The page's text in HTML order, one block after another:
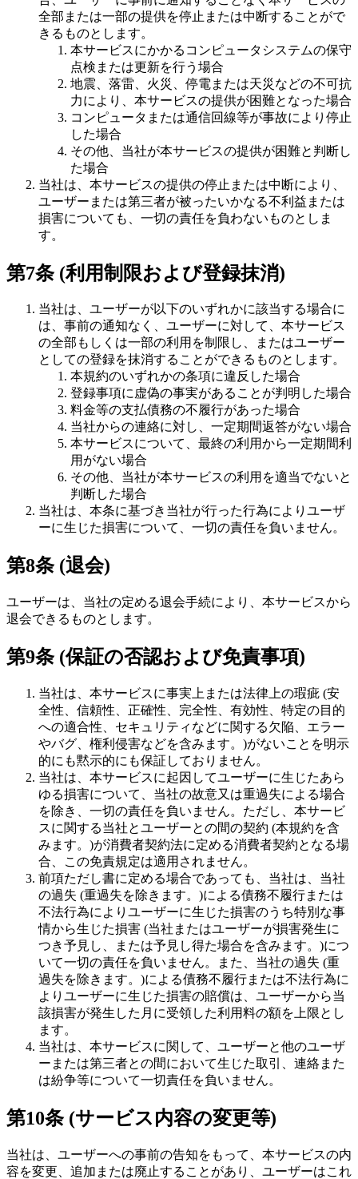
全部または一部の提供を停止または中断することがで
きるものとします。
本サービスにかかるコンピュータシステムの保守
点検または更新を行う場合
地震、落雷、火災、停電または天災などの不可抗
力により、本サービスの提供が困難となった場合
コンピュータまたは通信回線等が事故により停止
した場合
その他、当社が本サービスの提供が困難と判断し
た場合
当社は、本サービスの提供の停止または中断により、
ユーザーまたは第三者が被ったいかなる不利益または
損害についても、一切の責任を負わないものとしま
す。
第7条 (利用制限および登録抹消)
当社は、ユーザーが以下のいずれかに該当する場合に
は、事前の通知なく、ユーザーに対して、本サービス
の全部もしくは一部の利用を制限し、またはユーザー
としての登録を抹消することができるものとします。
本規約のいずれかの条項に違反した場合
登録事項に虚偽の事実があることが判明した場合
料金等の支払債務の不履行があった場合
当社からの連絡に対し、一定期間返答がない場合
本サービスについて、最終の利用から一定期間利
用がない場合
その他、当社が本サービスの利用を適当でないと
判断した場合
当社は、本条に基づき当社が行った行為によりユーザ
ーに生じた損害について、一切の責任を負いません。
第8条 (退会)
ユーザーは、当社の定める退会手続により、本サービスから
退会できるものとします。
第9条 (保証の否認および免責事項)
当社は、本サービスに事実上または法律上の瑕疵 (安
全性、信頼性、正確性、完全性、有効性、特定の目的
への適合性、セキュリティなどに関する欠陥、エラー
やバグ、権利侵害などを含みます。)がないことを明示
的にも黙示的にも保証しておりません。
当社は、本サービスに起因してユーザーに生じたあら
ゆる損害について、当社の故意又は重過失による場合
を除き、一切の責任を負いません。ただし、本サービ
スに関する当社とユーザーとの間の契約 (本規約を含
みます。)が消費者契約法に定める消費者契約となる場
合、この免責規定は適用されません。
前項ただし書に定める場合であっても、当社は、当社
の過失 (重過失を除きます。)による債務不履行または
不法行為によりユーザーに生じた損害のうち特別な事
情から生じた損害 (当社またはユーザーが損害発生に
つき予見し、または予見し得た場合を含みます。)につ
いて一切の責任を負いません。また、当社の過失 (重
過失を除きます。)による債務不履行または不法行為に
よりユーザーに生じた損害の賠償は、ユーザーから当
該損害が発生した月に受領した利用料の額を上限とし
ます。
当社は、本サービスに関して、ユーザーと他のユーザ
ーまたは第三者との間において生じた取引、連絡また
は紛争等について一切責任を負いません。
第10条 (サービス内容の変更等)
当社は、ユーザーへの事前の告知をもって、本サービスの内
容を変更、追加または廃止することがあり、ユーザーはこれ